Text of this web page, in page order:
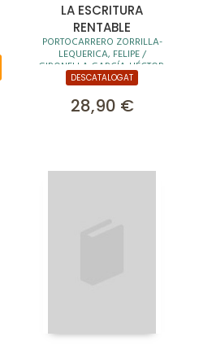
LA ESCRITURA
RENTABLE
PORTOCARRERO ZORRILLA-
LEQUERICA, FELIPE /
GIRONELLA GARCÍA-HÉCTOR,
NATALIA
DESCATALOGAT
28,90 €